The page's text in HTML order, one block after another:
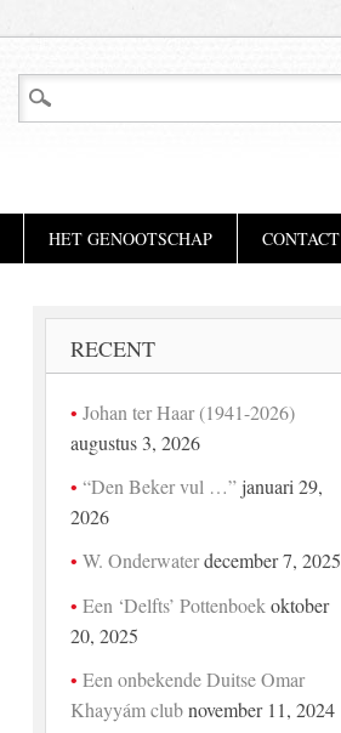
HET GENOOTSCHAP CONTACT
RECENT
Johan ter Haar (1941-2026)
augustus 3, 2026
“Den Beker vul …” januari 29,
2026
W. Onderwater december 7, 2025
Een ‘Delfts’ Pottenboek oktober
20, 2025
Een onbekende Duitse Omar
Khayyám club november 11, 2024